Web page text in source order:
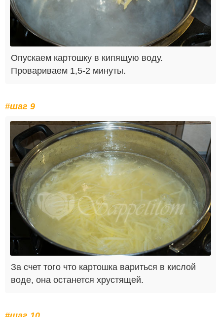
Опускаем картошку в кипящую воду.
Провариваем 1,5-2 минуты.
#шаг 9
За счет того что картошка вариться в кислой
воде, она останется хрустящей.